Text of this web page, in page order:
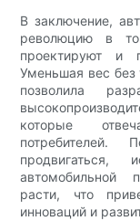
В заключение,
революцию в
проектируют и
Уменьшая вес без
позволила
которые
потребителей.
продвигаться,
автомобильной
расти, что
инноваций и